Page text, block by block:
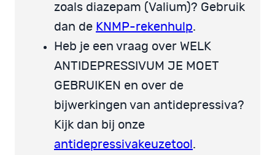
zoals diazepam (Valium)? Gebruik
dan de KNMP-rekenhulp.
Heb je een vraag over WELK
ANTIDEPRESSIVUM JE MOET
GEBRUIKEN en over de
bijwerkingen van antidepressiva?
Kijk dan bij onze
antidepressivakeuzetool .